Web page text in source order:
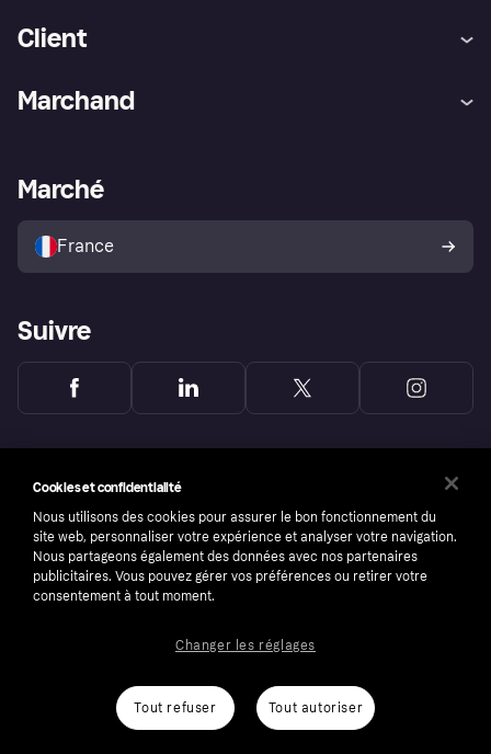
Client
Explorez les magasins
Politique de protection de
l’acheteur Klarna
Marchand
Portail Marchand
Marché
France
Suivre
number: 556737-0431
ConditionsCookiesKlarna.com
Cookies et confidentialité
Nous utilisons des cookies pour assurer le bon fonctionnement du
site web, personnaliser votre expérience et analyser votre navigation.
Nous partageons également des données avec nos partenaires
publicitaires. Vous pouvez gérer vos préférences ou retirer votre
consentement à tout moment.
Tout refuser Tout autoriser
Changer les réglages